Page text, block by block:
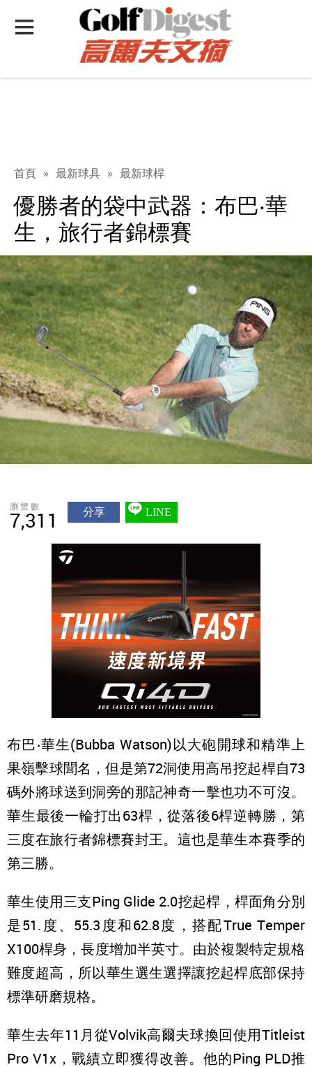
首頁 » 最新球具 » 最新球桿
優勝者的袋中武器：布巴‧華
生，旅行者錦標賽
瀏覽數
7,311 分享 LINE
布巴‧華生(Bubba Watson)以大砲開球和精準上
果嶺擊球聞名，但是第72洞使用高吊挖起桿自73
碼外將球送到洞旁的那記神奇一擊也功不可沒。
華生最後一輪打出63桿，從落後6桿逆轉勝，第
三度在旅行者錦標賽封王。這也是華生本賽季的
第三勝。
華生使用三支Ping Glide 2.0挖起桿，桿面角分別
是51.度、55.3度和62.8度，搭配True Temper
X100桿身，長度增加半英寸。由於複製特定規格
難度超高，所以華生選生選擇讓挖起桿底部保持
標準研磨規格。
華生去年11月從Volvik高爾夫球換回使用Titleist
Pro V1x，戰績立即獲得改善。他的Ping PLD推